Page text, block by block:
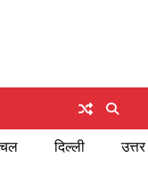
दिल्ली